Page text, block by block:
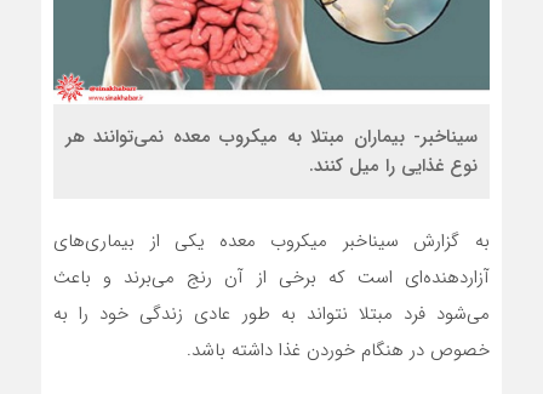
سیناخبر- بیماران مبتلا به میکروب معده نمی‌توانند هر
نوع غذایی را میل کنند.
به گزارش سیناخبر میکروب معده یکی از بیماری‌های
آزاردهنده‌ای است که برخی از آن رنج می‌برند و باعث
می‌شود فرد مبتلا نتواند به طور عادی زندگی خود را به
خصوص در هنگام خوردن غذا داشته باشد.